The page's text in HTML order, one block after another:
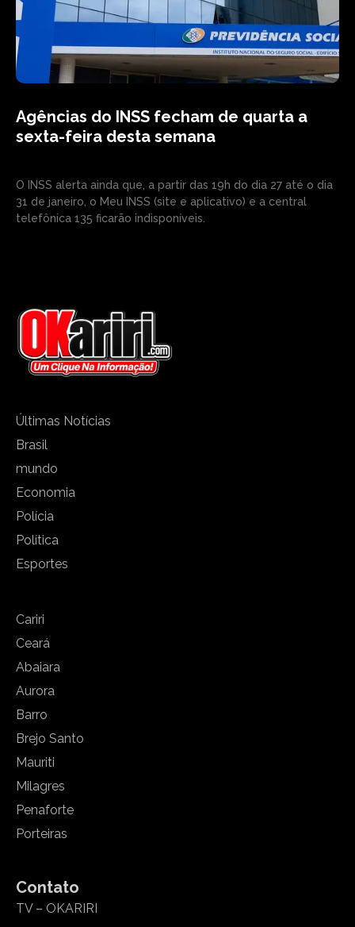
Agências do INSS fecham de quarta a
sexta-feira desta semana
O INSS alerta ainda que, a partir das 19h do dia 27 até o dia
31 de janeiro, o Meu INSS (site e aplicativo) e a central
telefônica 135 ficarão indisponíveis.
Últimas Notícias
Brasil
mundo
Economia
Polícia
Política
Esportes
Cariri
Ceará
Abaiara
Aurora
Barro
Brejo Santo
Mauriti
Milagres
Penaforte
Porteiras
Contato
TV – OKARIRI